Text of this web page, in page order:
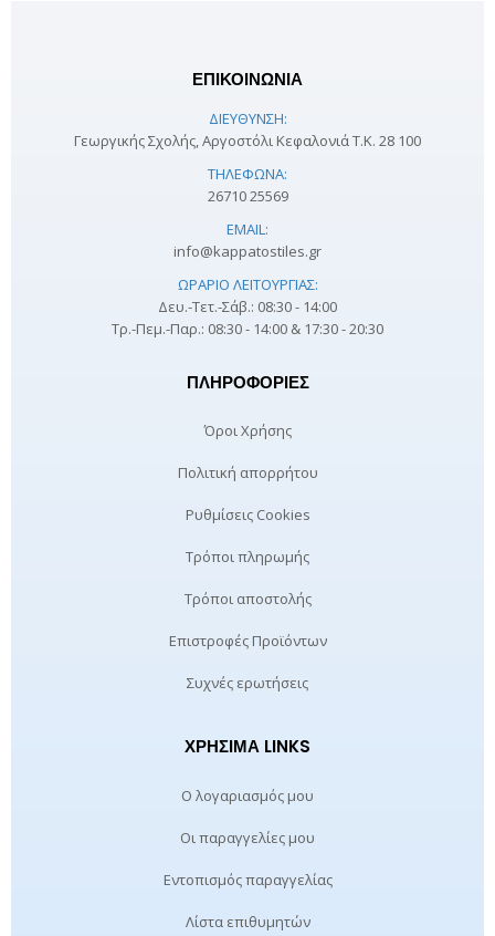
ΕΠΙΚΟΙΝΩΝΙΑ
ΔΙΕΎΘΥΝΣΗ:
Γεωργικής Σχολής, Αργοστόλι Κεφαλονιά Τ.Κ. 28 100
ΤΗΛΈΦΩΝΑ:
26710 25569
EMAIL:
info@kappatostiles.gr
ΩΡΆΡΙΟ ΛΕΙΤΟΥΡΓΊΑΣ:
Δευ.-Τετ.-Σάβ.: 08:30 - 14:00
Τρ.-Πεμ.-Παρ.: 08:30 - 14:00 & 17:30 - 20:30
ΠΛΗΡΟΦΟΡΊΕΣ
Όροι Χρήσης
Πολιτική απορρήτου
Ρυθμίσεις Cookies
Τρόποι πληρωμής
Τρόποι αποστολής
Επιστροφές Προϊόντων
Συχνές ερωτήσεις
ΧΡΉΣΙΜΑ LINKS
Ο λογαριασμός μου
Οι παραγγελίες μου
Εντοπισμός παραγγελίας
Λίστα επιθυμητών